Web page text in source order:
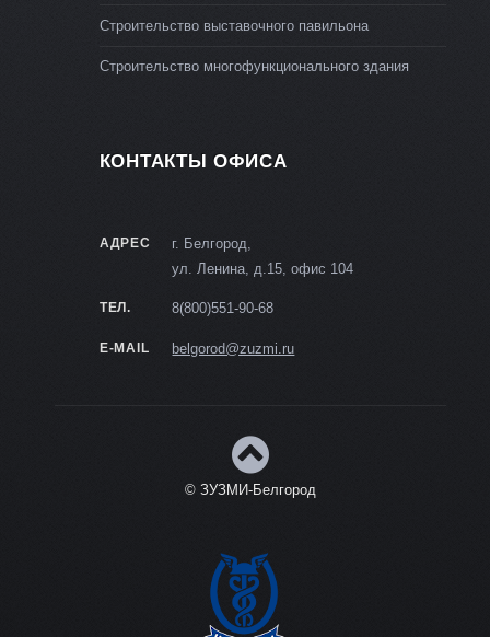
Строительство выставочного павильона
Строительство многофункционального здания
КОНТАКТЫ ОФИСА
АДРЕС
г. Белгород,
ул. Ленина, д.15, офис 104
ТЕЛ. 8(800)551-90-68
E-MAIL belgorod@zuzmi.ru
© ЗУЗМИ-Белгород